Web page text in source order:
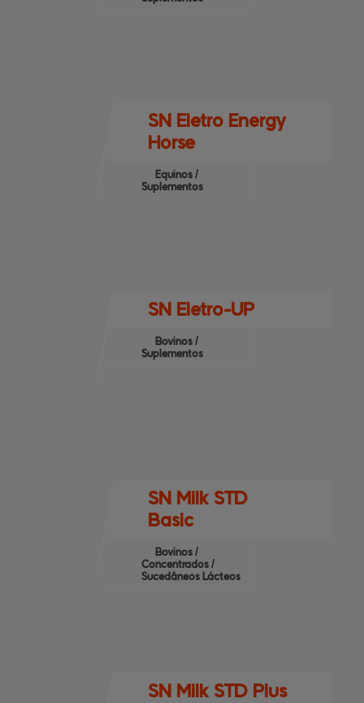
SN Eletro Energy
Horse
Equinos /
Suplementos
SN Eletro-UP
Bovinos /
Suplementos
SN Milk STD
Basic
Bovinos /
Concentrados /
Sucedâneos Lácteos
SN Milk STD Plus